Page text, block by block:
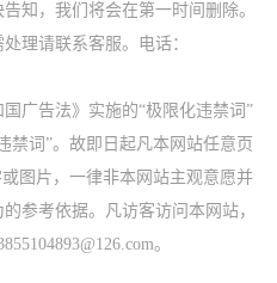
知，我们将会在第一时间删除。
理请联系客服。电话：
广告法》实施的“极限化违禁词”
禁词”。故即日起凡本网站任意页
图片，一律非本网站主观意愿并
参考依据。凡访客访问本网站，
。